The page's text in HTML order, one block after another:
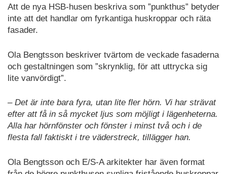
Att de nya HSB-husen beskriva som ”punkthus” betyder
inte att det handlar om fyrkantiga huskroppar och räta
fasader.
Ola Bengtsson beskriver tvärtom de veckade fasaderna
och gestaltningen som ”skrynklig, för att uttrycka sig
lite vanvördigt”.
– Det är inte bara fyra, utan lite fler hörn. Vi har strävat
efter att få in så mycket ljus som möjligt i lägenheterna.
Alla har hörnfönster och fönster i minst två och i de
flesta fall faktiskt i tre väderstreck, tillägger han.
Ola Bengtsson och E/S-A arkitekter har även format